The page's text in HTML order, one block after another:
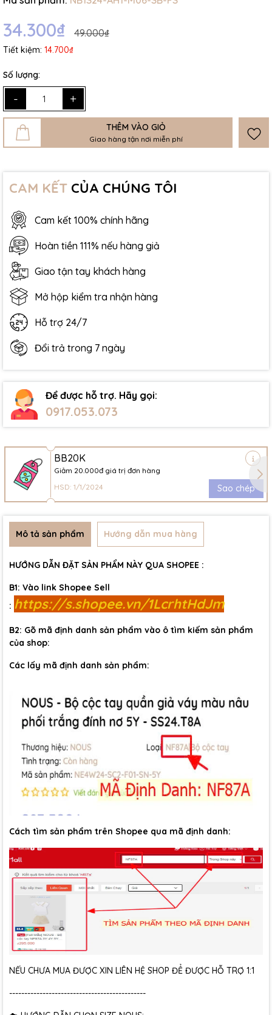
34.300₫ 49.000₫
Tiết kiệm: 14.700₫
Số lượng:
- +
THÊM VÀO GIỎ
Giao hàng tận nơi miễn phí
CAM KẾT CỦA CHÚNG TÔI
Cam kết 100% chính hãng
Hoàn tiền 111% nếu hàng giả
Giao tận tay khách hàng
Mở hộp kiểm tra nhận hàng
Hỗ trợ 24/7
Đổi trả trong 7 ngày
Để được hỗ trợ. Hãy gọi:
0917.053.073
BB20K
Giảm 20.000đ giá trị đơn hàng
HSD: 1/1/2024
Sao chép
Mô tả sản phẩm Hướng dẫn mua hàng
HƯỚNG DẪN ĐẶT SẢN PHẨM NÀY QUA SHOPEE :
B1: Vào link Shopee Sell
: https://s.shopee.vn/1LcrhtHdJm
B2: Gõ mã định danh sản phẩm vào ô tìm kiếm sản phẩm
của shop:
Các lấy mã định danh sản phẩm:
Cách tìm sản phẩm trên Shopee qua mã định danh:
NẾU CHƯA MUA ĐƯỢC XIN LIÊN HỆ SHOP ĐỂ ĐƯỢC HỖ TRỢ 1:1
---------------------------------------------